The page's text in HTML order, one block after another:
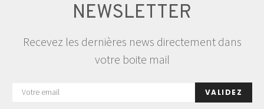
NEWSLETTER
Recevez les dernières news directement dans
votre boite mail
VALIDEZ